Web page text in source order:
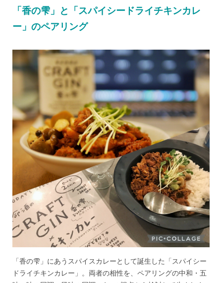
「香の雫」と「スパイシードライチキンカレ
ー」のペアリング
「香の雫」にあうスパイスカレーとして誕生した「スパイシー
ドライチキンカレー」。両者の相性を、ペアリングの中和・五